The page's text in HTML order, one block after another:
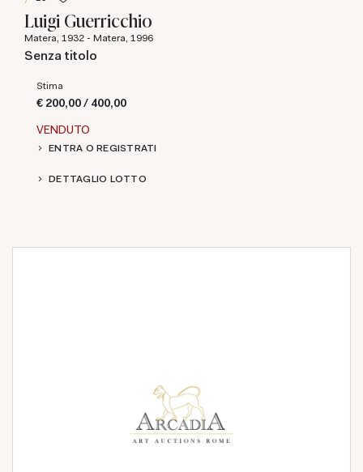
Luigi Guerricchio
Matera, 1932 - Matera, 1996
Senza titolo
Stima
€ 200,00 / 400,00
VENDUTO
ENTRA O REGISTRATI
DETTAGLIO LOTTO